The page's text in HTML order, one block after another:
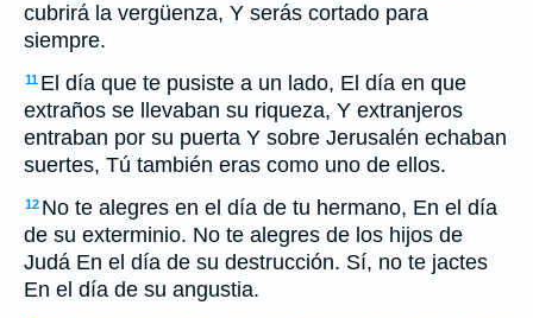
cubrirá la vergüenza, Y serás cortado para
siempre.
11 El día que te pusiste a un lado, El día en que
extraños se llevaban su riqueza, Y extranjeros
entraban por su puerta Y sobre Jerusalén echaban
suertes, Tú también eras como uno de ellos.
12 No te alegres en el día de tu hermano, En el día
de su exterminio. No te alegres de los hijos de
Judá En el día de su destrucción. Sí, no te jactes
En el día de su angustia.